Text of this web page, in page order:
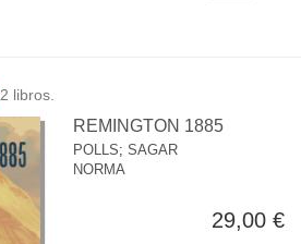
2 libros.
REMINGTON 1885
POLLS; SAGAR
NORMA
29,00 €